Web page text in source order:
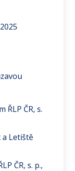
ŘLP ČR, s.
a Letiště
ČR, s. p.,